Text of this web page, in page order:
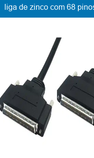
liga de zinco com 68
fixação de cabos e